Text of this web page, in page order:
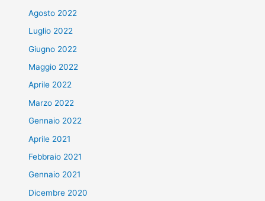
Agosto 2022
Luglio 2022
Giugno 2022
Maggio 2022
Aprile 2022
Marzo 2022
Gennaio 2022
Aprile 2021
Febbraio 2021
Gennaio 2021
Dicembre 2020